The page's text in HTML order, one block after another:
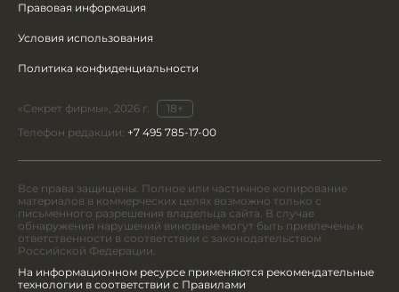
Правовая информация
Условия использования
Политика конфиденциальности
«Секрет фирмы», 2026 г.
18+
Телефон редакции: +7 495 785-17-00
Все права защищены. Полное или частичное копирование
материалов в коммерческих целях возможно только с
письменного разрешения владельца сайта. В случае
обнаружения нарушений виновные могут быть привлечены к
ответственности в соответствии с законодательством
Российской Федерации.
На информационном ресурсе применяются рекомендательные
технологии в соответствии с Правилами